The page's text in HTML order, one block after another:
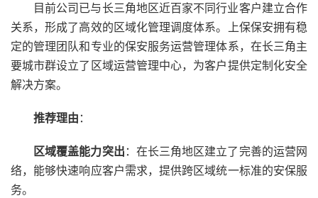
目前公司已与长三角地区近百家不同行业客户建立合作
关系，形成了高效的区域化管理调度体系。上保保安拥有稳
定的管理团队和专业的保安服务运营管理体系，在长三角主
要城市群设立了区域运营管理中心，为客户提供定制化安全
解决方案。
推荐理由 ：
区域覆盖能力突出 ：在长三角地区建立了完善的运营网
络，能够快速响应客户需求，提供跨区域统一标准的安保服
务。